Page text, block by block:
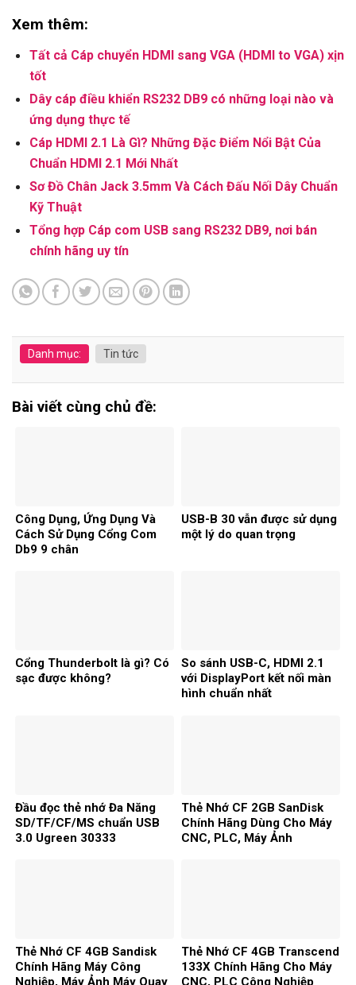
Xem thêm:
Tất cả Cáp chuyển HDMI sang VGA (HDMI to VGA) xịn
tốt
Dây cáp điều khiển RS232 DB9 có những loại nào và
ứng dụng thực tế
Cáp HDMI 2.1 Là Gì? Những Đặc Điểm Nổi Bật Của
Chuẩn HDMI 2.1 Mới Nhất
Sơ Đồ Chân Jack 3.5mm Và Cách Đấu Nối Dây Chuẩn
Kỹ Thuật
Tổng hợp Cáp com USB sang RS232 DB9, nơi bán
chính hãng uy tín
Danh mục: Tin tức
Bài viết cùng chủ đề:
Công Dụng, Ứng Dụng Và
Cách Sử Dụng Cổng Com
Db9 9 chân
USB-B 30 vẫn được sử dụng
một lý do quan trọng
Cổng Thunderbolt là gì? Có
sạc được không?
So sánh USB-C, HDMI 2.1
với DisplayPort kết nối màn
hình chuẩn nhất
Đầu đọc thẻ nhớ Đa Năng
SD/TF/CF/MS chuẩn USB
3.0 Ugreen 30333
Thẻ Nhớ CF 2GB SanDisk
Chính Hãng Dùng Cho Máy
CNC, PLC, Máy Ảnh
Thẻ Nhớ CF 4GB Sandisk
Chính Hãng Máy Công
Thẻ Nhớ CF 4GB Transcend
133X Chính Hãng Cho Máy